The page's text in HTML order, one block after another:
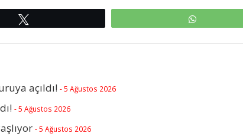
açıldı! - 5 Ağustos 2026
- 5 Ağustos 2026
- 5 Ağustos 2026